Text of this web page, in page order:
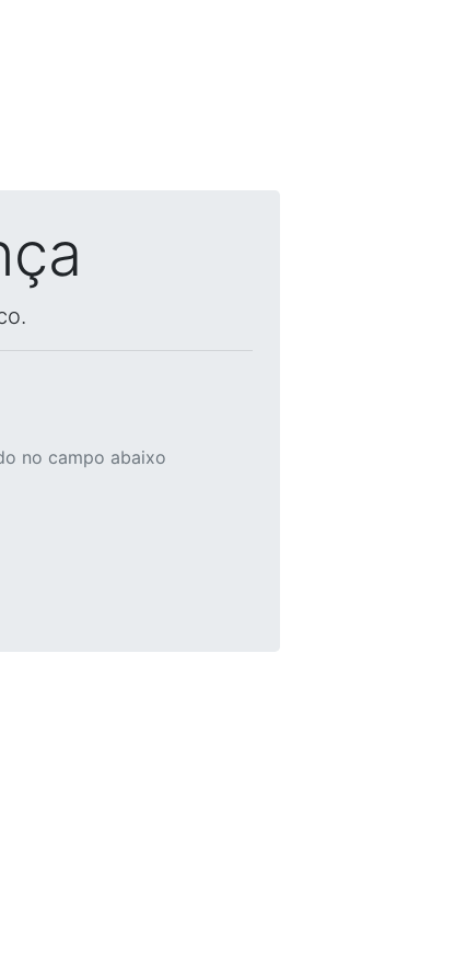
no campo abaixo